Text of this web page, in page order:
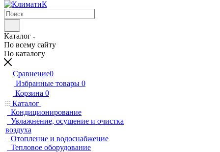
Каталог
По всему сайту
По каталогу
Сравнение0
Избранные товары 0
Корзина 0
Каталог
Кондиционирование
Увлажнение, осушение и очистка
воздуха
Отопление и водоснабжение
Тепловое оборудование